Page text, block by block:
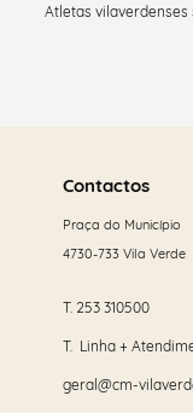
Atletas
maisContactos
Praça do Município
4730-733 Vila Verde
T. 253 310500
T. Linha +
geral@cm-